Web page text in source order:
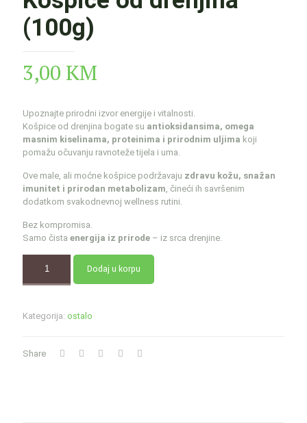
(100g)
3,00 KM
Upoznajte prirodni izvor energije i vitalnosti.
Košpice od drenjina bogate su antioksidansima, omega
masnim kiselinama, proteinima i prirodnim uljima koji
pomažu očuvanju ravnoteže tijela i uma.
Ove male, ali moćne košpice podržavaju zdravu kožu, snažan
imunitet i prirodan metabolizam, čineći ih savršenim
dodatkom svakodnevnoj wellness rutini.
Bez kompromisa.
Samo čista energija iz prirode – iz srca drenjine.
Dodaj u korpu
Kategorija: ostalo
Share